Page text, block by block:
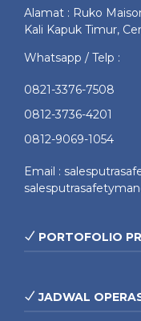
Alamat : Ruko
Kali Kapuk Timur,
Whatsapp / Telp :
0821-3376-7508
0812-3736-4201
0812-9069-1054
Email :
PORTOFOLIO
JADWAL